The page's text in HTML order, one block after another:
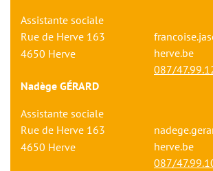
Assistante sociale
Rue de Herve 163
4650 Herve
herve.be
087/
Nadège GÉRARD
Assistante sociale
Rue de Herve 163
4650 Herve
herve.be
087/